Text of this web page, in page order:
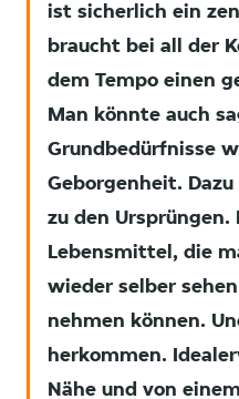
ist sicherlich ein
braucht bei all der
dem Tempo einen
Man könnte auch
Grundbedürfnisse
Geborgenheit.
zu den
Lebensmittel, die
wieder selber
nehmen können.
herkommen.
Nähe und von